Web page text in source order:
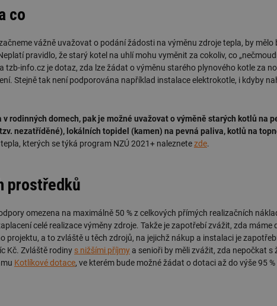
co
vážně uvažovat o podání žádosti na výměnu zdroje tepla, by mělo
pravidlo, že starý kotel na uhlí mohu vyměnit za cokoliv, co
tzb-info.cz je dotaz, zda lze žádat o výměnu starého plynového kotle za
Stejně tak není podporována například instalace elektrokotle, i kdyby
rodinných domech, pak je možné uvažovat o výměně starých kotlů na
nezatříděné), lokálních topidel (kamen) na pevná paliva, kotlů na
kterých se týká program NZÚ 2021+ naleznetezde.
prostředků
omezena na maximálně 50 % z celkových přímých realizačních
celé realizace výměny zdroje. Takže je zapotřebí zvážit, zda máme
projektu, a to zvláště u těch zdrojů, na jejichž nákup a instalaci je
Kč. Zvláště rodiny s nižšími příjmya senioři by měli zvážit, zda nepočkat s
Kotlíkové dotace, ve kterém bude možné žádat o dotaci až do výše 95